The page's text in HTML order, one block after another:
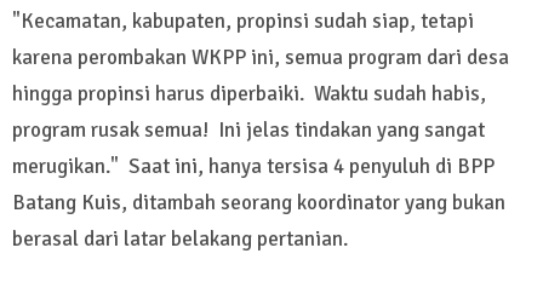
"Kecamatan, kabupaten, propinsi sudah siap, tetapi
karena perombakan WKPP ini, semua program dari desa
hingga propinsi harus diperbaiki. Waktu sudah habis,
program rusak semua! Ini jelas tindakan yang sangat
merugikan." Saat ini, hanya tersisa 4 penyuluh di BPP
Batang Kuis, ditambah seorang koordinator yang bukan
berasal dari latar belakang pertanian.